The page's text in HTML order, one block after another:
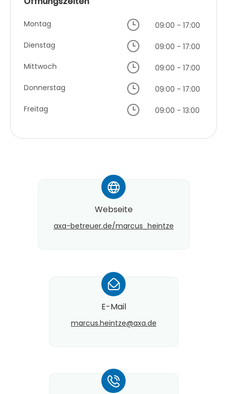
Montag
09:00 - 17:00
Dienstag
09:00 - 17:00
Mittwoch
09:00 - 17:00
Donnerstag
09:00 - 17:00
Freitag
09:00 - 13:00
*
Webseite
axa-betreuer.de/marcus_heintze
*
E-Mail
marcus.heintze@​axa.de
*